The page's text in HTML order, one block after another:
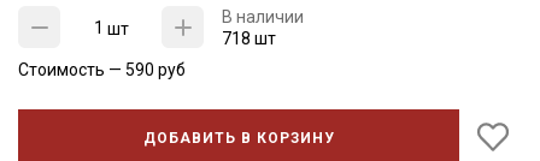
шт
В наличии
718 шт
Стоимость — 590 руб
ДОБАВИТЬ В КОРЗИНУ